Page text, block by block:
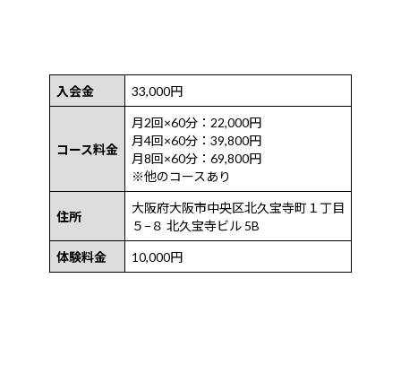
入会金 33,000円
コース料金
月2回×60分：22,000円
月4回×60分：39,800円
月8回×60分：69,800円
※他のコースあり
住所
大阪府大阪市中央区北久宝寺町１丁目
５−８ 北久宝寺ビル 5B
体験料金 10,000円